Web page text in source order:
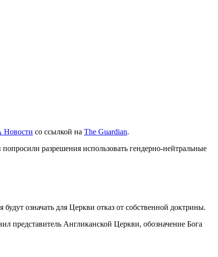
со ссылкой на The Guardian.
разрешения использовать гендерно-нейтральные
означать для Церкви отказ от собственной доктрины.
представитель Англиканской Церкви, обозначение Бога